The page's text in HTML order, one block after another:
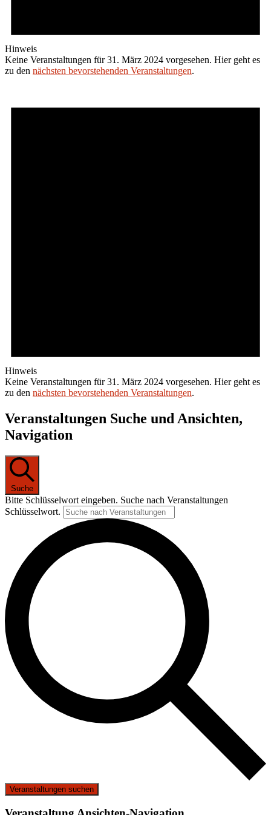
Hinweis
Keine Veranstaltungen für 31. März 2024 vorgesehen. Hier geht es
zu den nächsten bevorstehenden Veranstaltungen.
Hinweis
Keine Veranstaltungen für 31. März 2024 vorgesehen. Hier geht es
zu den nächsten bevorstehenden Veranstaltungen.
Veranstaltungen Suche und Ansichten,
Navigation
Suche
Bitte Schlüsselwort eingeben. Suche nach Veranstaltungen
Schlüsselwort.
Veranstaltungen suchen